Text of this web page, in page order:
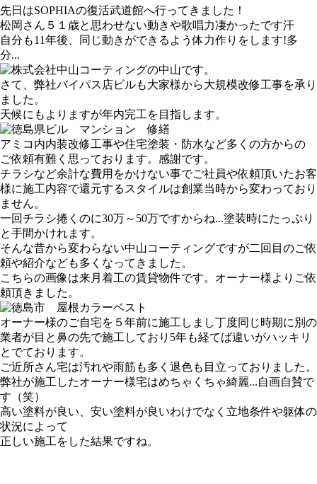
先日はSOPHIAの復活武道館へ行ってきました！
松岡さん５１歳と思わせない動きや歌唱力凄かったです汗
自分も11年後、同じ動きができるよう体力作りをします!多
分...
さて、弊社バイパス店ビルも大家様から大規模改修工事を承り
ました。
天候にもよりますが年内完工を目指します。
アミコ内内装改修工事や住宅塗装・防水など多くの方からの
ご依頼有難く思っております。感謝です。
チラシなど余計な費用をかけない事でご社員や依頼頂いたお客
様に施工内容で還元するスタイルは創業当時から変わっており
ません。
一回チラシ捲くのに30万～50万ですからね...塗装時にたっぷり
と手間かけれます。
そんな昔から変わらない中山コーティングですが二回目のご依
頼や紹介なども多くなってきました。
こちらの画像は来月着工の賃貸物件です。オーナー様よりご依
頼頂きました。
オーナー様のご自宅を５年前に施工しまし丁度同じ時期に別の
業者が目と鼻の先で施工しており5年も経てば違いがハッキリ
とでております。
ご近所さん宅は汚れや雨筋も多く退色も目立っておりました。
弊社が施工したオーナー様宅はめちゃくちゃ綺麗...自画自賛で
す（笑）
高い塗料が良い、安い塗料が良いわけでなく立地条件や躯体の
状況によって
正しい施工をした結果ですね。